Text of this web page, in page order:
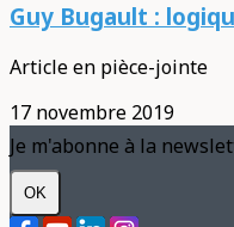
Guy Bugault :
Article en pièce-jointe
17 novembre 2019
Je m'abonne à la
OK